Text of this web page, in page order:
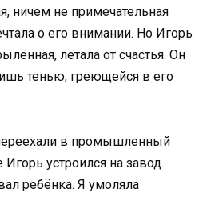
ничем не примечательная
о его внимании. Но Игорь
летала от счастья. Он
тенью, греющейся в его
в промышленный
Игорь устроился на завод.
ребёнка. Я умоляла